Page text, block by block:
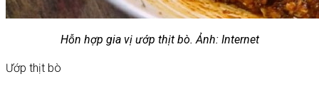
Hỗn hợp gia vị ướp thịt bò. Ảnh: Internet
Ướp thịt bò